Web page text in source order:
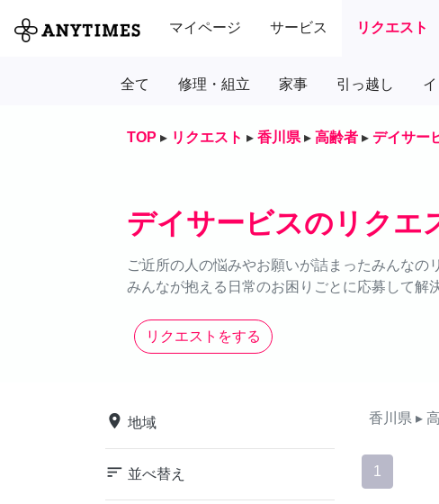
マイページ サービス リクエスト
全て 修理・組立 家事 引っ越し
TOP ▸ リクエスト ▸ 香川県 ▸ 高齢者 ▸ デイサー
デイサービスのリクエ
ご近所の人の悩みやお願いが詰まったみんなの
みんなが抱える日常のお困りごとに応募して解
リクエストをする
place 地域
sort 並べ替え
香川県 ▸
1